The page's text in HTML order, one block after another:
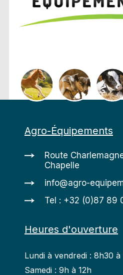
Agro-Équipements
Route
Chapelle
info@agro-
Tel : +32 (0)87 89
Heures d'ouverture
Lundi à vendredi : 8h30 à
Samedi : 9h à 12h